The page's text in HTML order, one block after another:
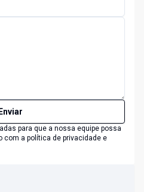
Enviar
para que a nossa equipe possa
com a política de privacidade e